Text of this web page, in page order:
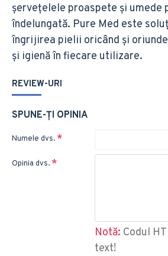
șervețelele proaspete și umede
îndelungată. Pure Med este
îngrijirea pielii oricând și
și igienă în fiecare utilizare.
REVIEW-URI
SPUNE-ŢI OPINIA
Numele dvs.
Opinia dvs.
Notă: Codul
text!